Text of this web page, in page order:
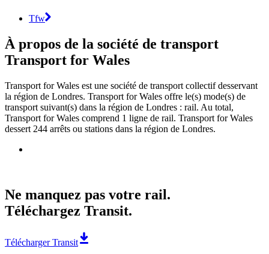
Tfw
À propos de la société de transport
Transport for Wales
Transport for Wales est une société de transport collectif desservant
la région de Londres. Transport for Wales offre le(s) mode(s) de
transport suivant(s) dans la région de Londres : rail. Au total,
Transport for Wales comprend 1 ligne de rail. Transport for Wales
dessert 244 arrêts ou stations dans la région de Londres.
Ne manquez pas votre rail.
Téléchargez Transit.
Télécharger Transit